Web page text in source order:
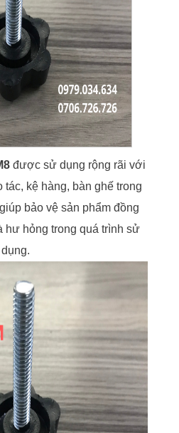
được sử dụng rộng rãi với
tác, kệ hàng, bàn ghế trong
bảo vệ sản phẩm đồng
hư hỏng trong quá trình sử
dụng.